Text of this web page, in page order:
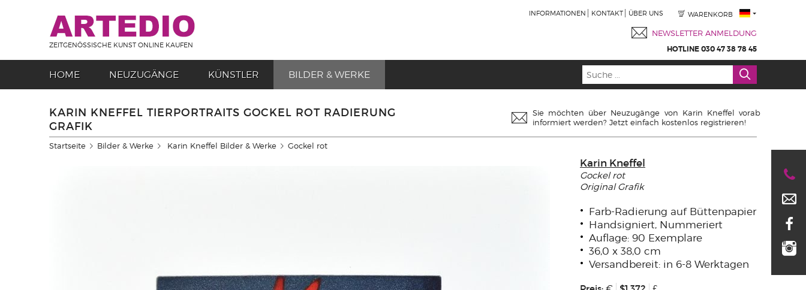
ZEITGENÖSSISCHE KUNST ONLINE KAUFEN
INFORMATIONEN KONTAKT ÜBER UNS WARENKORB
NEWSLETTER ANMELDUNG
HOTLINE 030 47 38 78 45
HOME NEUZUGÄNGE KÜNSTLER BILDER & WERKE
KARIN KNEFFEL TIERPORTRAITS GOCKEL ROT RADIERUNG
GRAFIK
Sie möchten über Neuzugänge von Karin Kneffel vorab
informiert werden? Jetzt einfach kostenlos registrieren!
Startseite Bilder & Werke Karin Kneffel Bilder & Werke Gockel rot
Karin Kneffel
Gockel rot
Original Grafik
Farb-Radierung auf Büttenpapier
Handsigniert, Nummeriert
Auflage: 90 Exemplare
36,0 x 38,0 cm
Versandbereit: in 6-8 Werktagen